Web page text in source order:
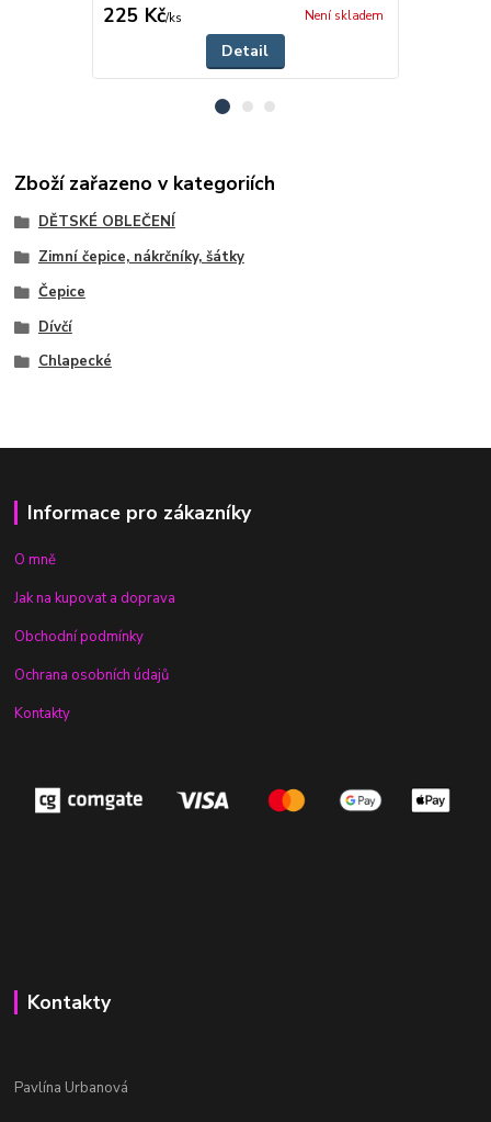
225 Kč/ks Není skladem
Detail
Zboží zařazeno v kategoriích
DĚTSKÉ OBLEČENÍ
Zimní čepice, nákrčníky, šátky
Čepice
Dívčí
Chlapecké
Informace pro zákazníky
O mně
Jak na kupovat a doprava
Obchodní podmínky
Ochrana osobních údajů
Kontakty
Kontakty
Pavlína Urbanová